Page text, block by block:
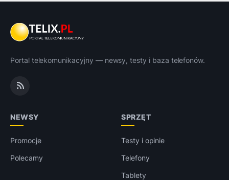
Portal telekomunikacyjny — newsy, testy i baza telefonów.
NEWSY
Promocje
Polecamy
SPRZĘT
Testy i opinie
Telefony
Tablety